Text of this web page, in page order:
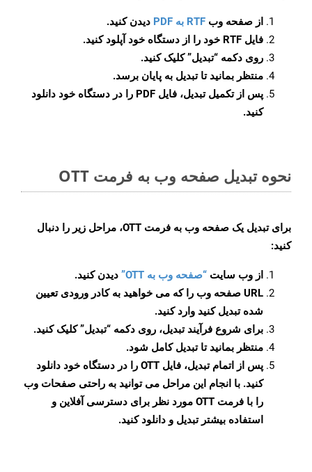
از صفحه وب RTF به PDF
دیدن کنید.
فایل RTF خود را از دستگاه خود آپلود کنید.
روی دکمه “تبدیل”کلیک کنید.
منتظر بمانید تا تبدیل به پایان برسد.
پس از تکمیل تبدیل، فایل PDF را در دستگاه خود دانلود
کنید.
نحوه تبدیل صفحه وب به فرمت OTT
برای تبدیل یک صفحه وب به فرمت OTT، مراحل زیر را دنبال
کنید:
از وب سایت “صفحه وب به OTT”
دیدن کنید.
URL صفحه وب را که می خواهید به کادر ورودی تعیین
شده تبدیل کنید وارد کنید.
برای شروع فرآیند تبدیل، روی دکمه “تبدیل” کلیک کنید.
منتظر بمانید تا تبدیل کامل شود.
پس از اتمام تبدیل، فایل OTT را در دستگاه خود دانلود
کنید. با انجام این مراحل می توانید به راحتی صفحات وب
را با فرمت OTT مورد نظر برای دسترسی آفلاین و
استفاده بیشتر تبدیل و دانلود کنید.